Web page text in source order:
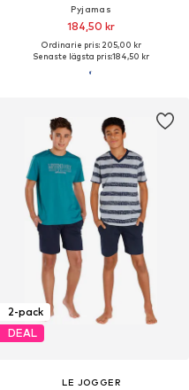
Pyjamas
184,50 kr
Ordinarie pris: 205,00 kr
Senaste lägsta pris:184,50 kr
2-pack
DEAL
LE JOGGER